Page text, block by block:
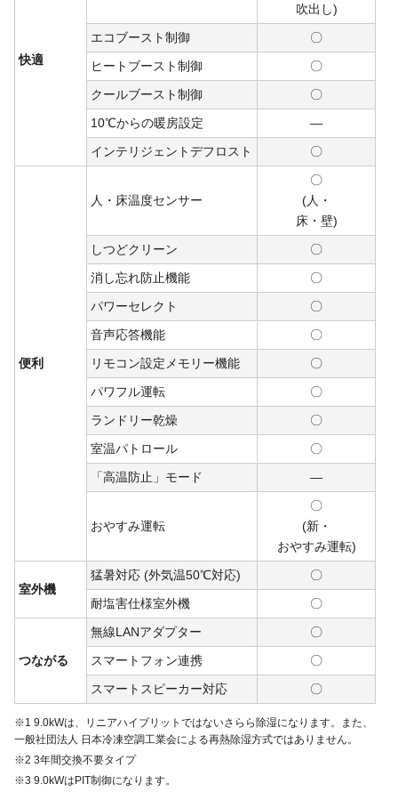
快適
吹出し)
エコブースト制御
〇
ヒートブースト制御
〇
クールブースト制御
〇
10℃からの暖房設定
―
インテリジェントデフロスト
〇
便利
人・床温度センサー
〇
(人・
床・ 壁)
しつどクリーン
〇
消し忘れ防止機能
〇
パワーセレクト
〇
音声応答機能
〇
リモコン設定メモリー機能
〇
パワフル運転
〇
ランドリー乾燥
〇
室温パトロール
〇
「高温防止」モード
―
おやすみ運転
〇
(新・
おやすみ運転)
室外機
猛暑対応 (外気温50℃対応)
〇
耐塩害仕様室外機
〇
つながる
無線LANアダプター
〇
スマートフォン連携
〇
スマートスピーカー対応
〇
※1 9.0kWは、リニアハイブリットではないさらら除湿になります。また、
一般社団法人 日本冷凍空調工業会による再熱除湿方式ではありません。
※2 3年間交換不要タイプ
※3 9.0kWはPIT制御になります。